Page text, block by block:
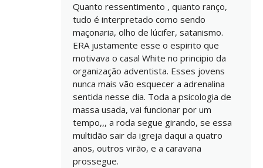
Quanto ressentimento , quanto ranço,
tudo é interpretado como sendo
maçonaria, olho de lúcifer, satanismo.
ERA justamente esse o espirito que
motivava o casal White no principio da
organização adventista. Esses jovens
nunca mais vão esquecer a adrenalina
sentida nesse dia. Toda a psicologia de
massa usada, vai funcionar por um
tempo,,, a roda segue girando, se essa
multidão sair da igreja daqui a quatro
anos, outros virão, e a caravana
prossegue.